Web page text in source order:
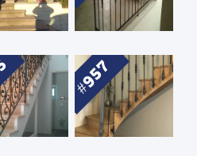
957